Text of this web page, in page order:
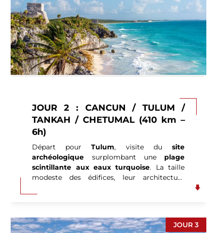
JOUR 2 : CANCUN / TULUM /
TANKAH / CHETUMAL (410 km –
6h)
Départ pourTulum, visite dusite
archéologique surplombant une plage
scintillante aux eaux turquoise. La taille
modeste des édifices, leur architecture
grandiose. Les iguanes sont les véritables
maîtres des lieux. Puis, découverte du
parc
JOUR 3